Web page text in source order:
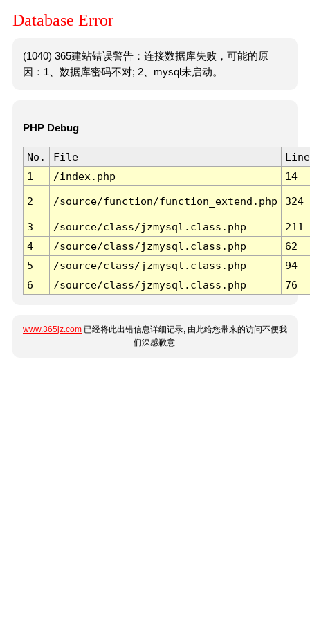
Database Error
(1040) 365建站错误警告：连接数据库失败，可能的原
因：1、数据库密码不对; 2、mysql未启动。
PHP Debug
No. File
Line
1
/index.php 14
2 /source/function/function_extend.php 324
3 /source/class/jzmysql.class.php
211
4
/source/class/jzmysql.class.php
62
5
/source/class/jzmysql.class.php
94
6
/source/class/jzmysql.class.php 76
www.365jz.com 已经将此出错信息详细记录, 由此给您带来的访问不便我
们深感歉意.